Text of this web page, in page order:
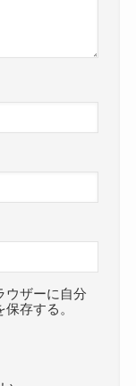
ウザーに自分
存する。